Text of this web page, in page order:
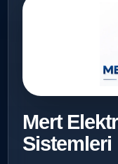
Mert
Sistemleri